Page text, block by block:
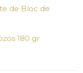
de Bloc de
180 gr